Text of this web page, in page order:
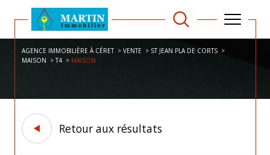
AGENCE IMMOBILIÈRE À CÉRET VENTE
ST JEAN PLA DE CORTS
MAISON
T4 MAISON
Retour aux résultats